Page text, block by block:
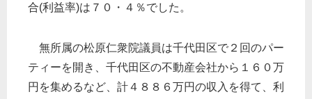
合(利益率)は７０・４％でした。
無所属の松原仁衆院議員は千代田区で２回のパー
ティーを開き、千代田区の不動産会社から１６０万
円を集めるなど、計４８８６万円の収入を得て、利